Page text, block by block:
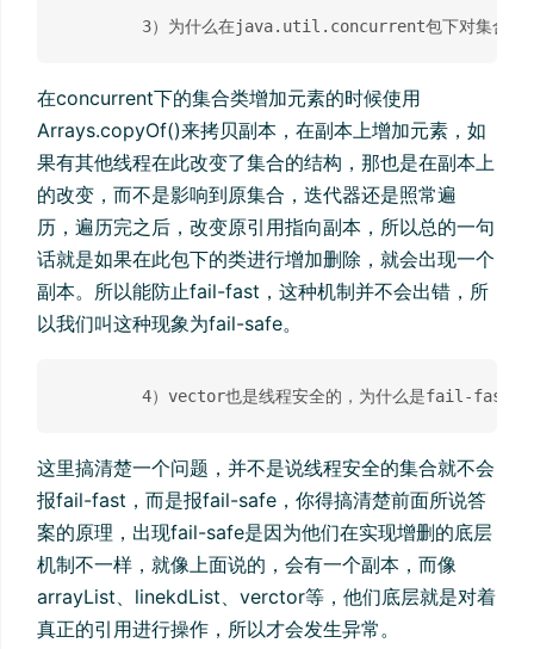
在concurrent下的集合类增加元素的时候使用
Arrays.copyOf()来拷贝副本，在副本上增加元素，如
果有其他线程在此改变了集合的结构，那也是在副本上
的改变，而不是影响到原集合，迭代器还是照常遍
历，遍历完之后，改变原引用指向副本，所以总的一句
话就是如果在此包下的类进行增加删除，就会出现一个
副本。所以能防止fail-fast，这种机制并不会出错，所
以我们叫这种现象为fail-safe。
这里搞清楚一个问题，并不是说线程安全的集合就不会
报fail-fast，而是报fail-safe，你得搞清楚前面所说答
案的原理，出现fail-safe是因为他们在实现增删的底层
机制不一样，就像上面说的，会有一个副本，而像
arrayList、linekdList、verctor等，他们底层就是对着
真正的引用进行操作，所以才会发生异常。